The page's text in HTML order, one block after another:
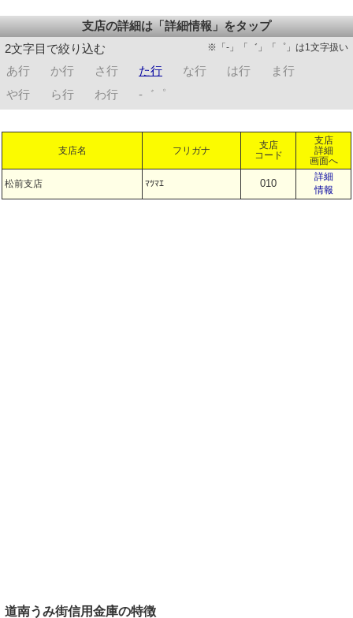
支店の詳細は「詳細情報」をタップ
2文字目で絞り込む
※「-」「゛」「゜」は1文字扱い
あ行 か行 さ行 た行 な行 は行
ま行
や行
ら行 わ行 -゛゜
支店名 フリガナ
支店
コード
支店
詳細
画面へ
松前支店 ﾏﾂﾏｴ 010
詳細
情報
道南うみ街信用金庫の特徴